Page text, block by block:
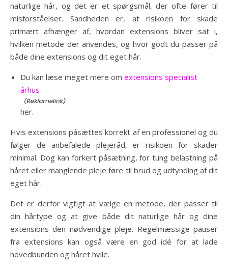
naturlige hår, og det er et spørgsmål, der ofte fører til
misforståelser. Sandheden er, at risikoen for skade
primært afhænger af, hvordan extensions bliver sat i,
hvilken metode der anvendes, og hvor godt du passer på
både dine extensions og dit eget hår.
Du kan læse meget mere om extensions specialist
århus
her.
Hvis extensions påsættes korrekt af en professionel og du
følger de anbefalede plejeråd, er risikoen for skader
minimal. Dog kan forkert påsætning, for tung belastning på
håret eller manglende pleje føre til brud og udtynding af dit
eget hår.
Det er derfor vigtigt at vælge en metode, der passer til
din hårtype og at give både dit naturlige hår og dine
extensions den nødvendige pleje. Regelmæssige pauser
fra extensions kan også være en god idé for at lade
hovedbunden og håret hvile.